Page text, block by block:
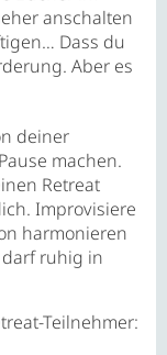
anschalten
Dass du
Aber es
deiner
machen.
Retreat
Improvisiere
harmonieren
darf ruhig in
Teilnehmer: